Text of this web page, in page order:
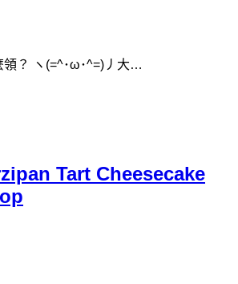
領？ ヽ(=^･ω･^=)丿大…
Tart Cheesecake